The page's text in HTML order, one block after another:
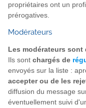
propriétaires ont un
prérogatives.
Modérateurs
Les modérateurs
Ils sont chargés de
envoyés sur la liste :
accepter ou de les
diffusion du message
éventuellement suivi